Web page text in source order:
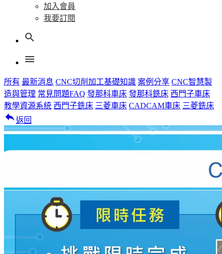
加入會員
我要訂閱
search
menu
所有 最新消息 CNC切削加工基礎知識 案例分享 CNC智慧製
造與管理 常見問題FAQ 發那科車床 發那科銑床 西門子車床
教學資源系統 西門子銑床 三菱車床 CADCAM車床 三菱銑床
reply返回